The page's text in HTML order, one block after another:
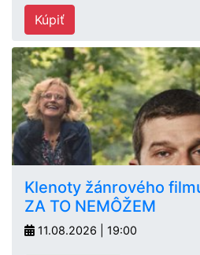
Kúpiť
Klenoty žánrového
ZA TO NEMÔŽEM
11.08.2026 | 19:00